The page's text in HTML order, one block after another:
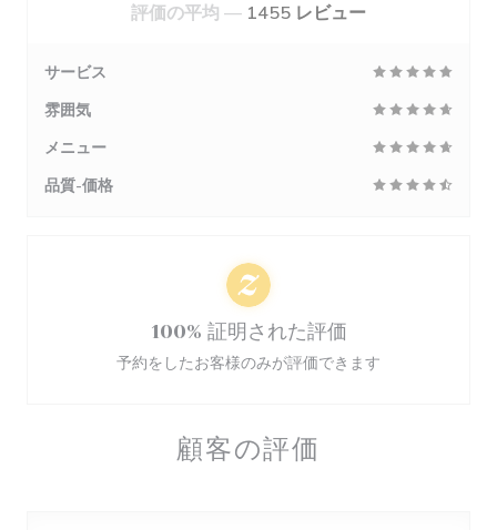
顧客の評価
評価の平均 — 1455 レビュー
サービス
雰囲気
メニュー
品質-価格
100% 証明された評価
予約をしたお客様のみが評価できます